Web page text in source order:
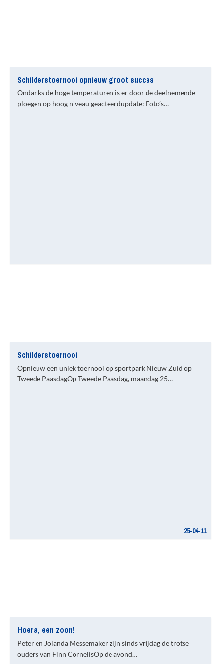
Schilderstoernooi opnieuw groot succes
Ondanks de hoge temperaturen is er door de deelnemende
ploegen op hoog niveau geacteerdupdate: Foto’s…
Schilderstoernooi
Opnieuw een uniek toernooi op sportpark Nieuw Zuid op
Tweede PaasdagOp Tweede Paasdag, maandag 25…
25-04-11
Hoera, een zoon!
Peter en Jolanda Messemaker zijn sinds vrijdag de trotse
ouders van Finn CornelisOp de avond…